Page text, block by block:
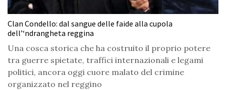
Clan Condello: dal sangue delle faide alla cupola
dell’‘ndrangheta reggina
Una cosca storica che ha costruito il proprio potere
tra guerre spietate, traffici internazionali e legami
politici, ancora oggi cuore malato del crimine
organizzato nel reggino